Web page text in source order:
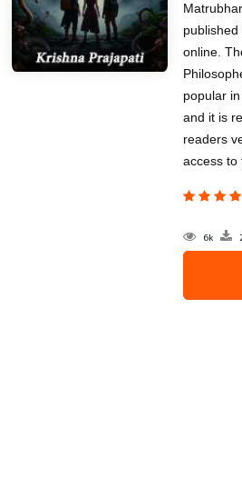
online.
popular
and it is
readers
access to
6k